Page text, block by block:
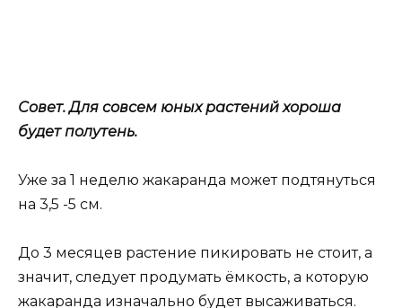
Совет. Для совсем юных растений хороша
будет полутень.
Уже за 1 неделю жакаранда может подтянуться
на 3,5 -5 см.
До 3 месяцев растение пикировать не стоит, а
значит, следует продумать ёмкость, а которую
жакаранда изначально будет высаживаться.